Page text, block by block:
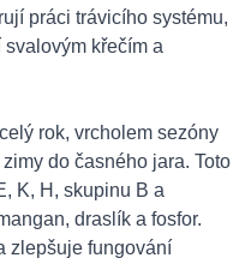
práci trávicího systému,
křečím a
rok, vrcholem sezóny
do časného jara. Toto
K, H, skupinu B a
draslík a fosfor.
zlepšuje fungování